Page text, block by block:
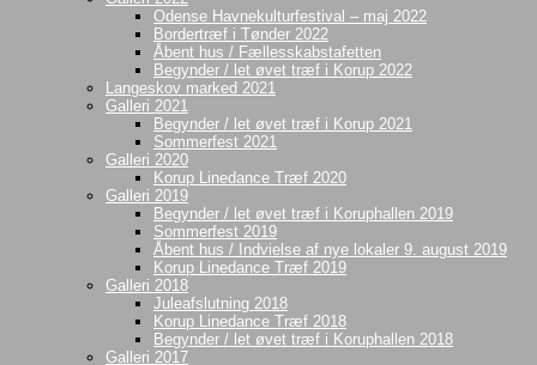
Odense Havnekulturfestival – maj 2022
Bordertræf i Tønder 2022
Åbent hus / Fællesskabstafetten
Begynder / let øvet træf i Korup 2022
Langeskov marked 2021
Galleri 2021
Begynder / let øvet træf i Korup 2021
Sommerfest 2021
Galleri 2020
Korup Linedance Træf 2020
Galleri 2019
Begynder / let øvet træf i Koruphallen 2019
Sommerfest 2019
Åbent hus / Indvielse af nye lokaler 9. august 2019
Korup Linedance Træf 2019
Galleri 2018
Juleafslutning 2018
Korup Linedance Træf 2018
Begynder / let øvet træf i Koruphallen 2018
Galleri 2017